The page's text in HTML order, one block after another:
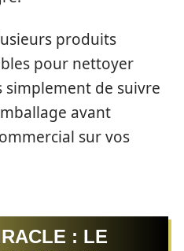
produits
pour nettoyer
simplement de suivre
avant
sur vos
: LE